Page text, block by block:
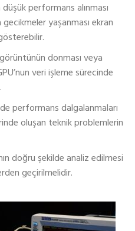
performans alınması
yaşanması ekran
donması veya
veri işleme sürecinde
performans dalgalanmaları
oluşan teknik problemlerin
doğru şekilde analiz edilmesi
geçirilmelidir.